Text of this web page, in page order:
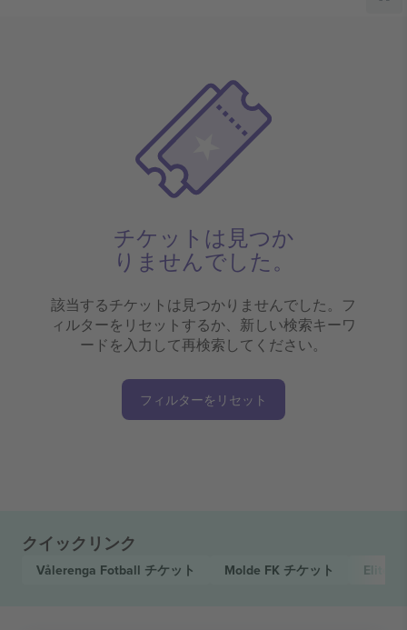
チケットは見つか
りませんでした。
該当するチケットは見つかりませんでした。フ
ィルターをリセットするか、新しい検索キーワ
ードを入力して再検索してください。
フィルターをリセット
クイックリンク
Vålerenga Fotball チケット Molde FK チケット